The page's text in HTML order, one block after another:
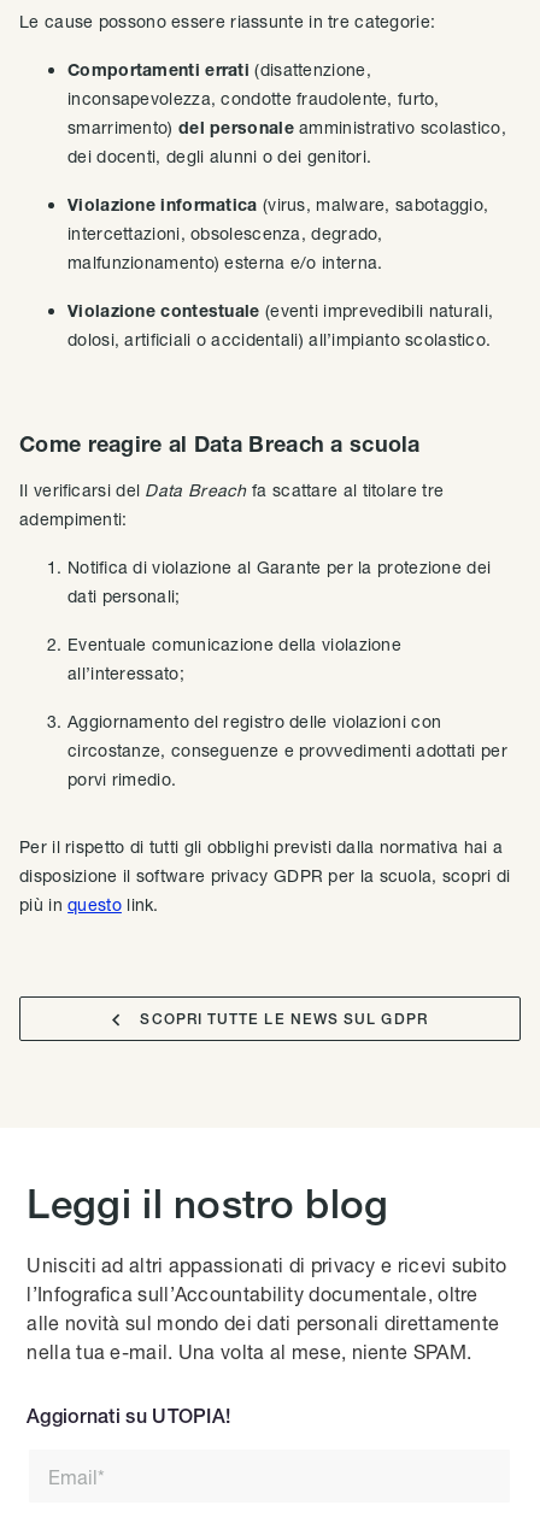
Le cause possono essere riassunte in tre categorie:
Comportamenti errati(disattenzione,
inconsapevolezza, condotte fraudolente, furto,
smarrimento) del personaleamministrativo scolastico,
dei docenti, degli alunni o dei genitori.
Violazione informatica (virus, malware, sabotaggio,
intercettazioni, obsolescenza, degrado,
malfunzionamento) esterna e/o interna.
Violazione contestuale (eventi imprevedibili naturali,
dolosi, artificiali o accidentali) all’impianto scolastico.
Come reagire al Data Breach a scuola
Il verificarsi del Data Breachfa scattare al titolare tre
adempimenti:
Notifica di violazione al Garante per la protezione dei
dati personali;
Eventuale comunicazione della violazione
all’interessato;
Aggiornamento del registro delle violazioni con
circostanze, conseguenze e provvedimenti adottati per
porvi rimedio.
Per il rispetto di tutti gli obblighi previsti dalla normativa hai a
disposizione il software privacy GDPR per la scuola, scopri di
più inquestolink.
 SCOPRI TUTTE LE NEWS SUL GDPR
Leggi il nostro blog
Unisciti ad altri appassionati di privacy e ricevi subito
l’Infografica sull’Accountability documentale, oltre
alle novità sul mondo dei dati personali direttamente
nella tua e-mail. Una volta al mese, niente SPAM.
Aggiornati su UTOPIA!